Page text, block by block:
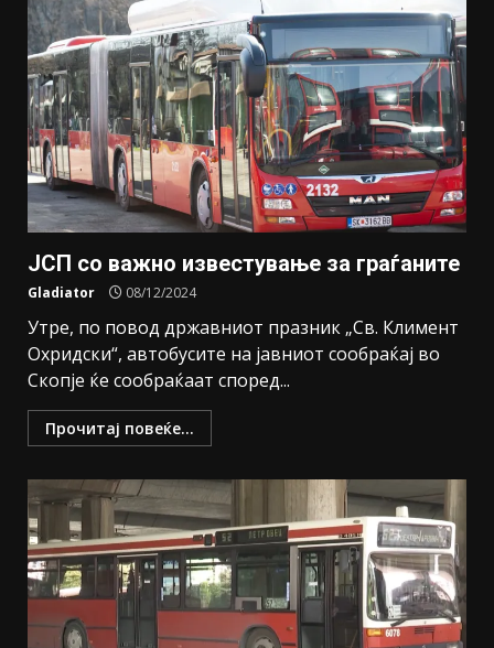
ЈСП со важно известување за граѓаните
Gladiator 08/12/2024
Утре, по повод државниот празник „Св. Климент
Охридски“, автобусите на јавниот сообраќај во
Скопје ќе сообраќаат според...
Прочитај повеќе...